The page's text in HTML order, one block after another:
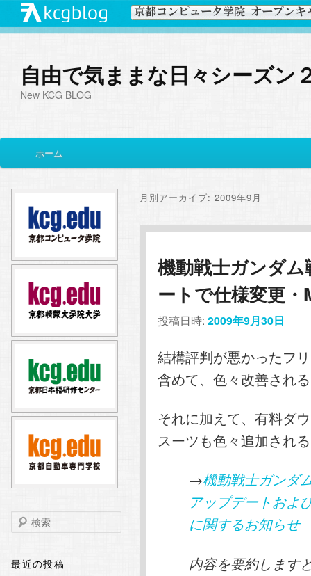
自由で気ままな日々シーズン
New KCG BLOG
イ
メ
イ
ン
コ
ン
ツ
移
サ
ブ
コ
ン
テ
へ
動
ホーム
月別アーカイブ: 2009年9月
機動戦士ガンダ
ートで仕様変更
投稿日時: 2009年9月30日
結構評判が悪かったフ
含めて、色々改善され
それに加えて、有料ダ
スーツも色々追加され
→機動戦士ガンダ
アップデートおよ
に関するお知らせ
内容を要約します
検
索
最近の投稿